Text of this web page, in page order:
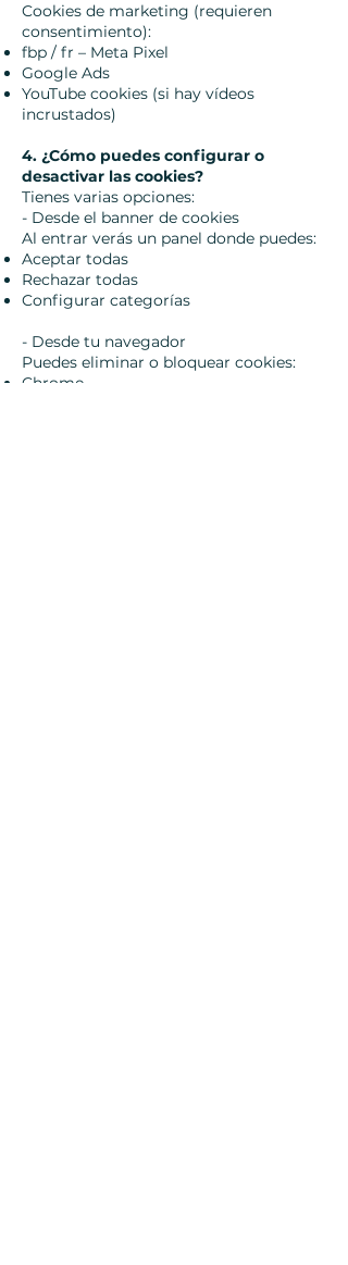
Cookies de marketing (requieren
consentimiento):
fbp / fr – Meta Pixel
Google Ads
YouTube cookies (si hay vídeos
incrustados)
4. ¿Cómo puedes configurar o
desactivar las cookies?
Tienes varias opciones:
- Desde el banner de cookies
Al entrar verás un panel donde puedes:
Aceptar todas
Rechazar todas
Configurar categorías
- Desde tu navegador
Puedes eliminar o bloquear cookies:
Chrome